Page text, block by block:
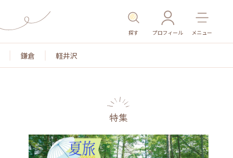
探す プロフィール メニュー
鎌倉 軽井沢
特集